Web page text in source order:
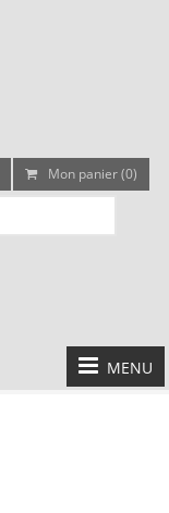
Mon panier (0)
MENU